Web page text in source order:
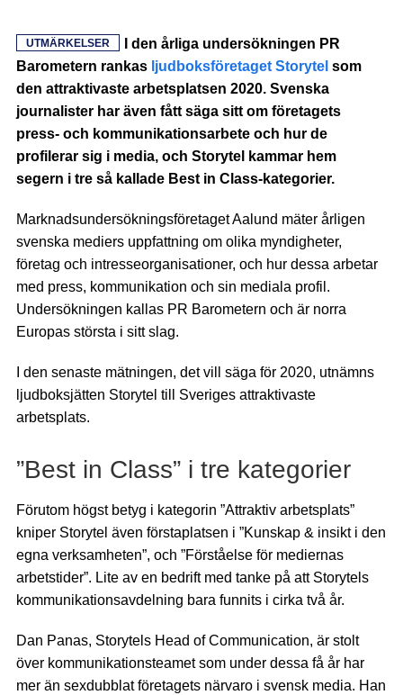
UTMÄRKELSER
I den årliga undersökningen PR
Barometern rankas ljudboksföretaget Storytel som
den attraktivaste arbetsplatsen 2020. Svenska
journalister har även fått säga sitt om företagets
press- och kommunikationsarbete och hur de
profilerar sig i media, och Storytel kammar hem
segern i tre så kallade Best in Class-kategorier.
Marknadsundersökningsföretaget Aalund mäter årligen
svenska mediers uppfattning om olika myndigheter,
företag och intresseorganisationer, och hur dessa arbetar
med press, kommunikation och sin mediala profil.
Undersökningen kallas PR Barometern och är norra
Europas största i sitt slag.
I den senaste mätningen, det vill säga för 2020, utnämns
ljudboksjätten Storytel till Sveriges attraktivaste
arbetsplats.
”Best in Class” i tre kategorier
Förutom högst betyg i kategorin ”Attraktiv arbetsplats”
kniper Storytel även förstaplatsen i ”Kunskap & insikt i den
egna verksamheten”, och ”Förståelse för mediernas
arbetstider”. Lite av en bedrift med tanke på att Storytels
kommunikationsavdelning bara funnits i cirka två år.
Dan Panas, Storytels Head of Communication, är stolt
över kommunikationsteamet som under dessa få år har
mer än sexdubblat företagets närvaro i svensk media. Han